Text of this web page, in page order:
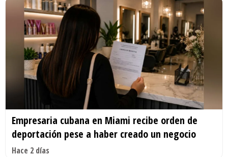
Empresaria cubana en Miami recibe orden de
deportación pese a haber creado un negocio
Hace 2 días